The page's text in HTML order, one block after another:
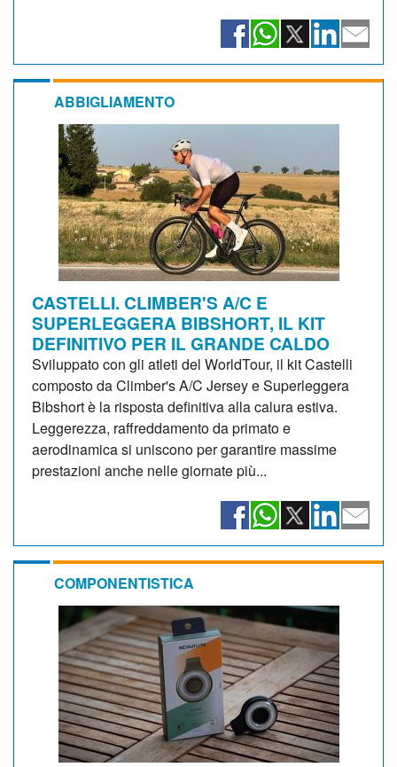
ABBIGLIAMENTO
CASTELLI. CLIMBER'S A/C E
SUPERLEGGERA BIBSHORT, IL KIT
DEFINITIVO PER IL GRANDE CALDO
Sviluppato con gli atleti del WorldTour, il kit Castelli
composto da Climber's A/C Jersey e Superleggera
Bibshort è la risposta definitiva alla calura estiva.
Leggerezza, raffreddamento da primato e
aerodinamica si uniscono per garantire massime
prestazioni anche nelle giornate più...
COMPONENTISTICA